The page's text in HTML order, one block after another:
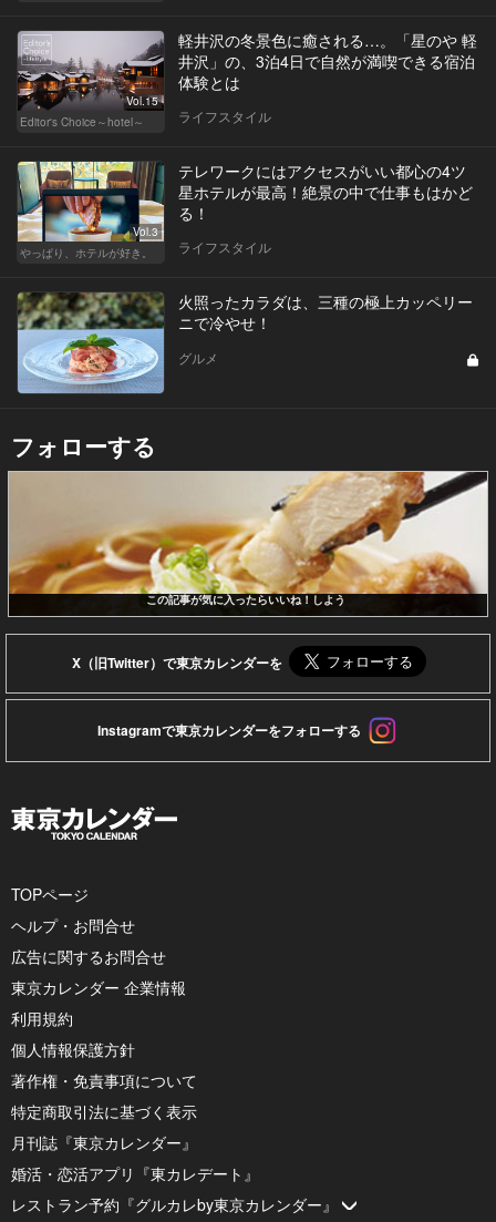
Vol.15
Editor's Choice～hotel～
軽井沢の冬景色に癒される…。「星のや 軽
井沢」の、3泊4日で自然が満喫できる宿泊
体験とは
ライフスタイル
Vol.3
やっぱり、ホテルが好き。
テレワークにはアクセスがいい都心の4ツ
星ホテルが最高！絶景の中で仕事もはかど
る！
ライフスタイル
火照ったカラダは、三種の極上カッペリー
ニで冷やせ！
グルメ
フォローする
この記事が気に入ったらいいね！しよう
X（旧Twitter）で東京カレンダーを
Instagramで東京カレンダーをフォローする
TOPページ
ヘルプ・お問合せ
広告に関するお問合せ
東京カレンダー 企業情報
利用規約
個人情報保護方針
著作権・免責事項について
特定商取引法に基づく表示
月刊誌『東京カレンダー』
婚活・恋活アプリ『東カレデート』
レストラン予約『グルカレby東京カレンダー』